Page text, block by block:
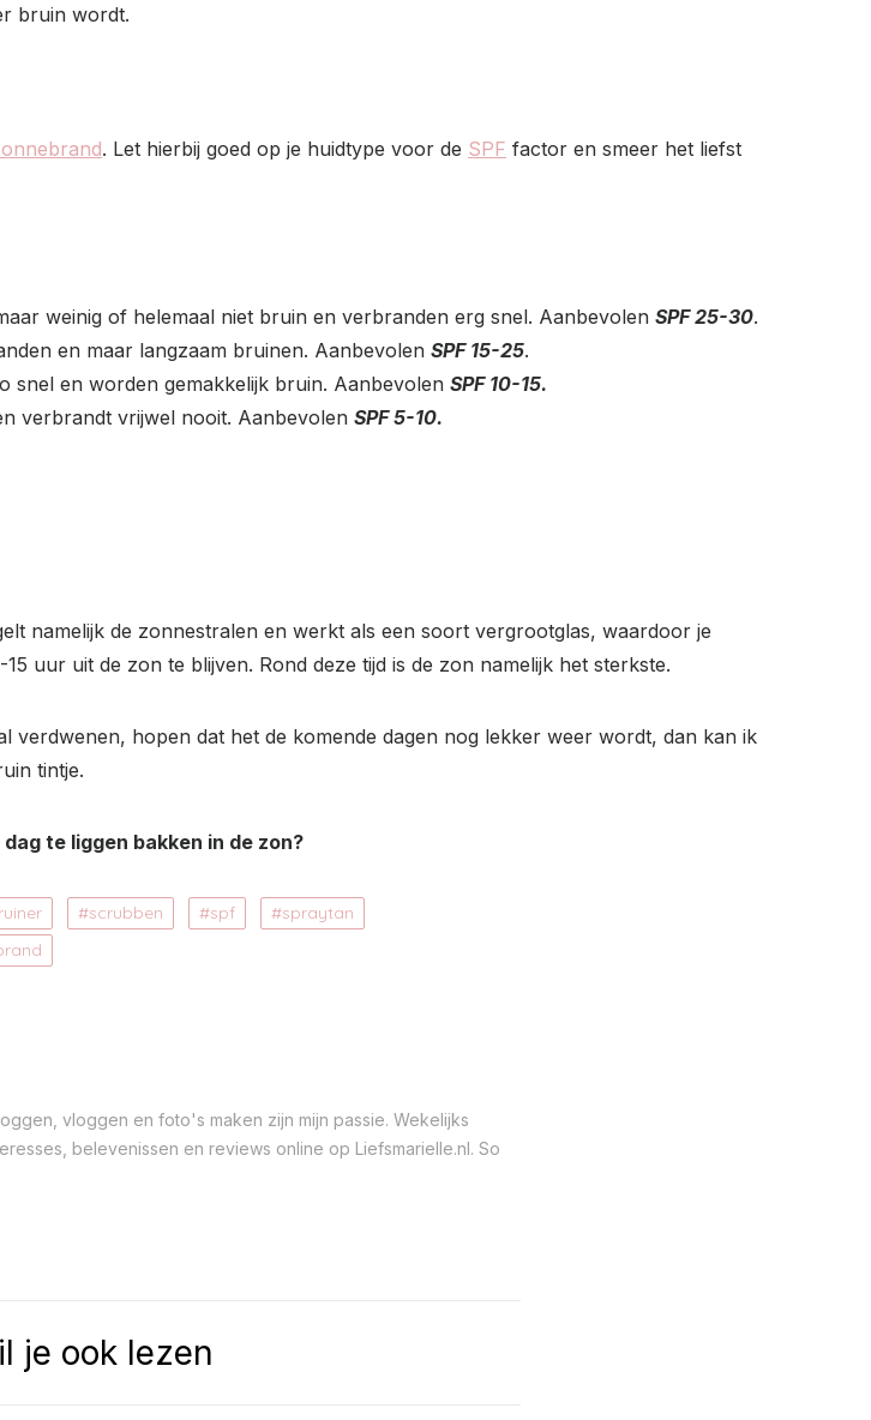
bruin wordt.
. Let hierbij goed op je huidtype voor de SPF factor en smeer het liefst
weinig of helemaal niet bruin en verbranden erg snel. Aanbevolen SPF 25-30.
en maar langzaam bruinen. Aanbevolen SPF 15-25.
snel en worden gemakkelijk bruin. Aanbevolen SPF 10-15.
verbrandt vrijwel nooit. Aanbevolen SPF 5-10.
namelijk de zonnestralen en werkt als een soort vergrootglas, waardoor je
uur uit de zon te blijven. Rond deze tijd is de zon namelijk het sterkste.
verdwenen, hopen dat het de komende dagen nog lekker weer wordt, dan kan ik
tintje.
te liggen bakken in de zon?
scrubben spf
spraytan
vloggen en foto's maken zijn mijn passie. Wekelijks
belevenissen en reviews online op Liefsmarielle.nl. So
je ook lezen